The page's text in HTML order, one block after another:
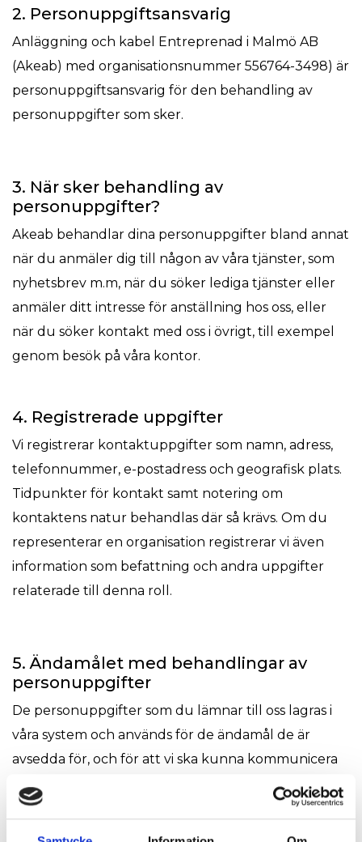
2. Personuppgiftsansvarig
Anläggning och kabel Entreprenad i Malmö AB
(Akeab) med organisationsnummer 556764-3498) är
personuppgiftsansvarig för den behandling av
personuppgifter som sker.
3. När sker behandling av
personuppgifter?
Akeab behandlar dina personuppgifter bland annat
när du anmäler dig till någon av våra tjänster, som
nyhetsbrev m.m, när du söker lediga tjänster eller
anmäler ditt intresse för anställning hos oss, eller
när du söker kontakt med oss i övrigt, till exempel
genom besök på våra kontor.
4. Registrerade uppgifter
Vi registrerar kontaktuppgifter som namn, adress,
telefonnummer, e-postadress och geografisk plats.
Tidpunkter för kontakt samt notering om
kontaktens natur behandlas där så krävs. Om du
representerar en organisation registrerar vi även
information som befattning och andra uppgifter
relaterade till denna roll.
5. Ändamålet med behandlingar av
personuppgifter
De personuppgifter som du lämnar till oss lagras i
våra system och används för de ändamål de är
avsedda för, och för att vi ska kunna kommunicera
med dig, för att administrera marknadsaktiviteter,
samt för att underhålla, utveckla och förbättra våra